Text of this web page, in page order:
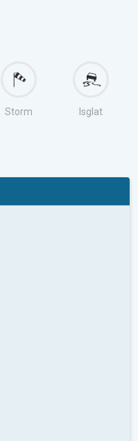
Storm Isglat